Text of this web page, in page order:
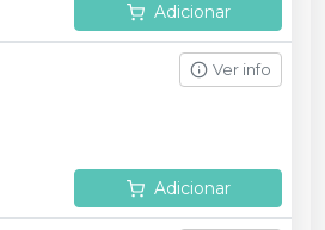
Adicionar
Ver info
Adicionar